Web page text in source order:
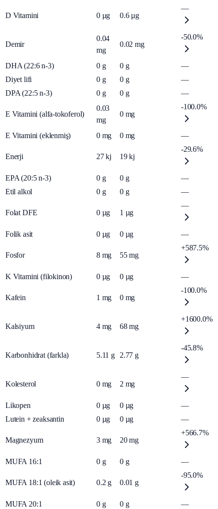
D Vitamini 0 µg 0.6 µg
—
Demir
0.04
mg
0.02 mg
-50.0%
DHA (22:6 n-3) 0 g 0 g
—
Diyet lifi
0 g 0 g
—
DPA (22:5 n-3)
0 g 0 g —
E Vitamini (alfa-tokoferol)
0.03
mg
0 mg
-100.0%
E Vitamini (eklenmiş) 0 mg 0 mg —
Enerji 27 kj 19 kj
-29.6%
EPA (20:5 n-3) 0 g 0 g
—
Etil alkol
0 g 0 g —
Folat DFE 0 µg 1 µg
—
Folik asit 0 µg 0 µg —
Fosfor 8 mg 55 mg
+587.5%
K Vitamini (filokinon) 0 µg 0 µg —
Kafein 1 mg 0 mg
-100.0%
Kalsiyum 4 mg 68 mg
+1600.0%
Karbonhidrat (farkla) 5.11 g 2.77 g
-45.8%
Kolesterol 0 mg 2 mg
—
Likopen 0 µg 0 µg
—
Lutein + zeaksantin
0 µg 0 µg —
Magnezyum 3 mg 20 mg
+566.7%
MUFA 16:1 0 g 0 g —
MUFA 18:1 (oleik asit) 0.2 g 0.01 g
-95.0%
MUFA 20:1 0 g 0 g
—